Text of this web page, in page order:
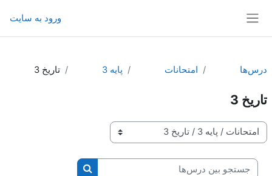
ورود به سایت
درس‌ها امتحانات پايه 3 تاريخ 3
تاريخ 3
طبقه‌های درسی
جستجو بین درس‌ها